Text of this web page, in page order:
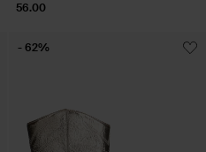
56.00
- 62%